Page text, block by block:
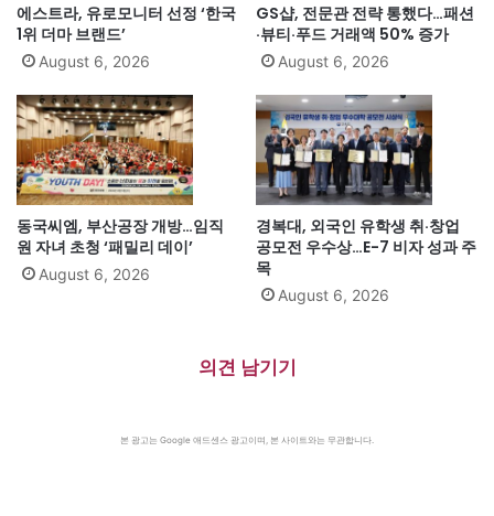
에스트라, 유로모니터 선정 ‘한국
1위 더마 브랜드’
August 6, 2026
GS샵, 전문관 전략 통했다…패션
·뷰티·푸드 거래액 50% 증가
August 6, 2026
동국씨엠, 부산공장 개방…임직
원 자녀 초청 ‘패밀리 데이’
August 6, 2026
경복대, 외국인 유학생 취·창업
공모전 우수상…E-7 비자 성과 주
목
August 6, 2026
의견 남기기
본 광고는 Google 애드센스 광고이며, 본 사이트와는 무관합니다.